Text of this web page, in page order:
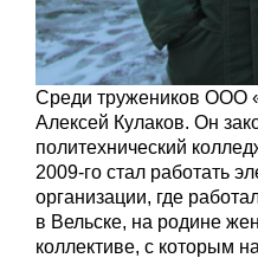
Среди тружеников ООО
Алексей Кулаков. Он
политехнический
2009-го стал работать
организации, где
в Вельске, на родине
коллективе, с которым